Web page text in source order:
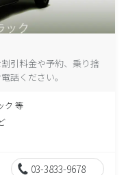
引料金や予約、乗り捨
話ください。
ク 等
03-3833-9678